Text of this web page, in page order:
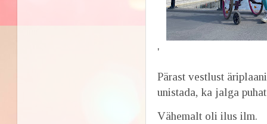
'
Pärast vestlust
unistada, ka jalga
Vähemalt oli ilus ilm.